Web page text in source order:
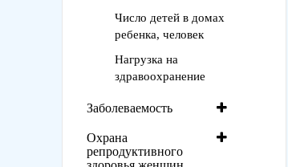
Число детей в домах
ребенка, человек
Нагрузка на
здравоохранение
Заболеваемость
Охрана
репродуктивного